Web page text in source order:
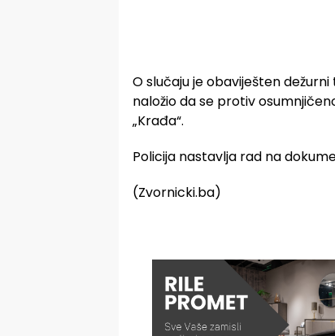
O slučaju je obaviješten
naložio da se protiv
„Krađa“.
Policija nastavlja rad na
(Zvornicki.ba)